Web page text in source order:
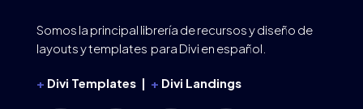
Somos la principal librería de recursos y diseño de
layouts y templates para Divi en español.
+ Divi Templates | + Divi Landings